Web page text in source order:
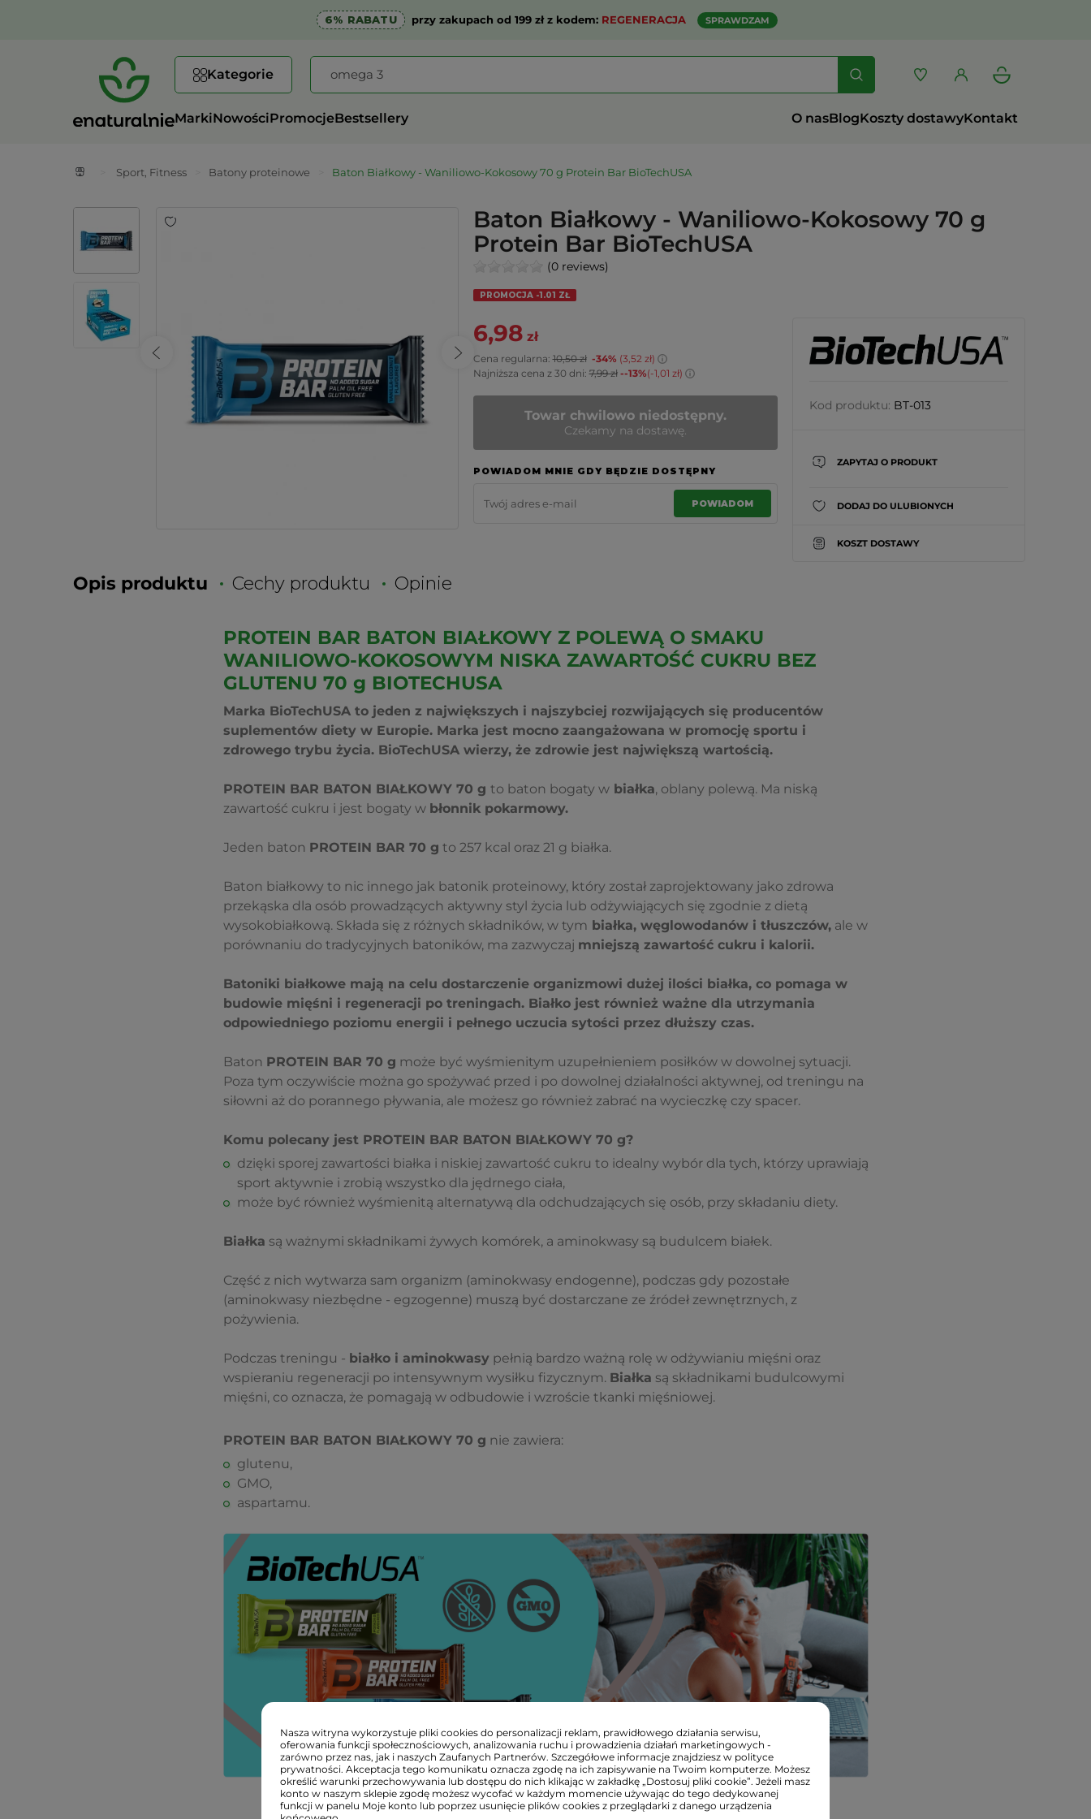
6% RABATU przy zakupach od 199 zł z kodem: REGENERACJA SPRAWDZAM
Kategorie
MarkiNowościPromocjeBestsellery O nasBlogKoszty dostawyKontakt
Sport, Fitness Batony proteinowe Baton Białkowy - Waniliowo-Kokosowy 70 g Protein Bar BioTechUSA
Baton Białkowy - Waniliowo-Kokosowy 70 g
Protein Bar BioTechUSA
(0 reviews)
PROMOCJA -1.01 ZŁ
6,98zł
Cena regularna:10,50 zł-34% (3,52 zł)
Najniższa cena z 30 dni: 7,99 zł --13%(-1,01 zł)
Towar chwilowo niedostępny.
Czekamy na dostawę.
POWIADOM MNIE GDY BĘDZIE DOSTĘPNY
POWIADOM
Kod produktu: BT-013
ZAPYTAJ O PRODUKT
DODAJ DO ULUBIONYCH
KOSZT DOSTAWY
Opis produktu Cechy produktu Opinie
PROTEIN BAR BATON BIAŁKOWY Z POLEWĄ O SMAKU
WANILIOWO-KOKOSOWYM NISKA ZAWARTOŚĆ CUKRU BEZ
GLUTENU 70 g BIOTECHUSA
Marka BioTechUSA to jeden z największych i najszybciej rozwijających się producentów
suplementów diety w Europie. Marka jest mocno zaangażowana w promocję sportu i
zdrowego trybu życia. BioTechUSA wierzy, że zdrowie jest największą wartością.
PROTEIN BAR BATON BIAŁKOWY 70 g to baton bogaty wbiałka, oblany polewą. Ma niską
zawartość cukru i jest bogaty w błonnik pokarmowy.
Jeden baton PROTEIN BAR 70 g to 257 kcal oraz 21 g białka.
Baton białkowy to nic innego jak batonik proteinowy, który został zaprojektowany jako zdrowa
przekąska dla osób prowadzących aktywny styl życia lub odżywiających się zgodnie z dietą
wysokobiałkową. Składa się z różnych składników, w tym białka, węglowodanów i tłuszczów,ale w
porównaniu do tradycyjnych batoników, ma zazwyczaj mniejszą zawartość cukru i kalorii.
Batoniki białkowe mają na celu dostarczenie organizmowi dużej ilości białka, co pomaga w
budowie mięśni i regeneracji po treningach. Białko jest również ważne dla utrzymania
odpowiedniego poziomu energii i pełnego uczucia sytości przez dłuższy czas.
Baton PROTEIN BAR 70 g może być wyśmienitym uzupełnieniem posiłków w dowolnej sytuacji.
Poza tym oczywiście można go spożywać przed i po dowolnej działalności aktywnej, od treningu na
siłowni aż do porannego pływania, ale możesz go również zabrać na wycieczkę czy spacer.
Komu polecany jest PROTEIN BAR BATON BIAŁKOWY 70 g?
dzięki sporej zawartości białka i niskiej zawartość cukru to idealny wybór dla tych, którzy uprawiają
sport aktywnie i zrobią wszystko dla jędrnego ciała,
może być również wyśmienitą alternatywą dla odchudzających się osób, przy składaniu diety.
Białka są ważnymi składnikami żywych komórek, a aminokwasy są budulcem białek.
Część z nich wytwarza sam organizm (aminokwasy endogenne), podczas gdy pozostałe
(aminokwasy niezbędne - egzogenne) muszą być dostarczane ze źródeł zewnętrznych, z
pożywienia.
Podczas treningu - białko i aminokwasypełnią bardzo ważną rolę w odżywianiu mięśni oraz
wspieraniu regeneracji po intensywnym wysiłku fizycznym. Białka są składnikami budulcowymi
mięśni, co oznacza, że pomagają w odbudowie i wzroście tkanki mięśniowej.
PROTEIN BAR BATON BIAŁKOWY 70 g nie zawiera:
glutenu,
GMO,
aspartamu.
Nasza witryna wykorzystuje pliki cookies do personalizacji reklam, prawidłowego działania serwisu,
oferowania funkcji społecznościowych, analizowania ruchu i prowadzienia działań marketingowych -
zarówno przez nas, jak i naszych Zaufanych Partnerów. Szczegółowe informacje znajdziesz w polityce
prywatności. Akceptacja tego komunikatu oznacza zgodę na ich zapisywanie na Twoim komputerze. Możesz
określić warunki przechowywania lub dostępu do nich klikając w zakładkę „Dostosuj pliki cookie”. Jeżeli masz
konto w naszym sklepie zgodę możesz wycofać w każdym momencie używając do tego dedykowanej
funkcji w panelu Moje konto lub poprzez usunięcie plików cookies z przeglądarki z danego urządzenia